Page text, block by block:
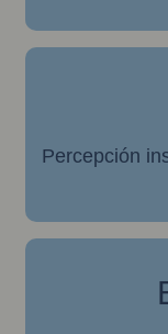
Percepción